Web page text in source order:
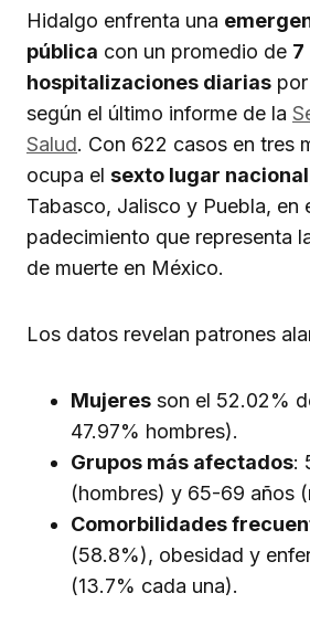
Hidalgo enfrenta una
pública con un promedio de 7
hospitalizaciones diarias
según el último informe de la
Salud. Con 622 casos en tres
ocupa el sexto lugar nacional
Tabasco, Jalisco y Puebla, en
padecimiento que representa
de muerte en México.
Los datos revelan patrones
Mujeres son el 52.02%
47.97% hombres).
Grupos más afectados:
(hombres) y 65-69 años
Comorbilidades
(58.8%), obesidad y
(13.7% cada una).